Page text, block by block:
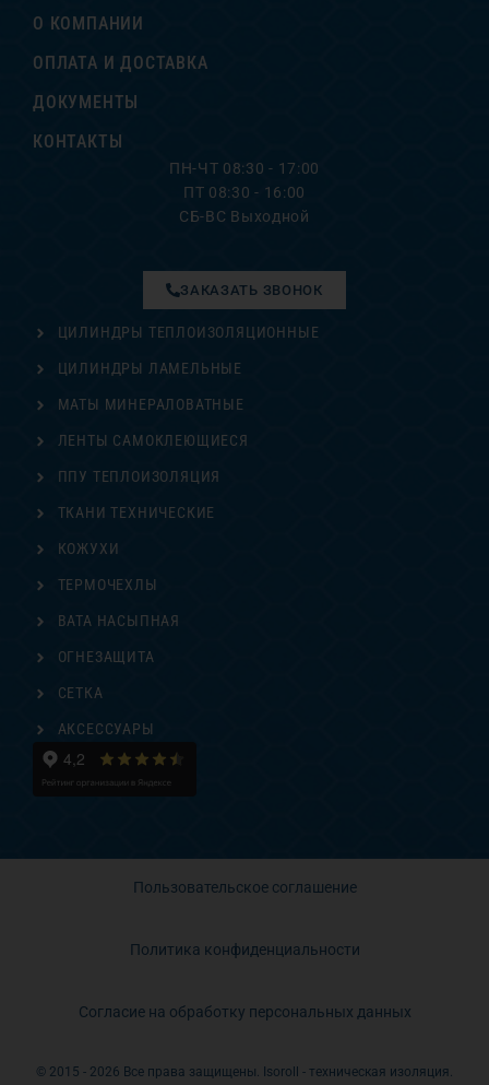
О КОМПАНИИ
ОПЛАТА И ДОСТАВКА
ДОКУМЕНТЫ
КОНТАКТЫ
ПН-ЧТ 08:30 - 17:00
ПТ 08:30 - 16:00
СБ-ВС Выходной
ЦИЛИНДРЫ ТЕПЛОИЗОЛЯЦИОННЫЕ
ЦИЛИНДРЫ ЛАМЕЛЬНЫЕ
МАТЫ МИНЕРАЛОВАТНЫЕ
ЛЕНТЫ САМОКЛЕЮЩИЕСЯ
ППУ ТЕПЛОИЗОЛЯЦИЯ
ТКАНИ ТЕХНИЧЕСКИЕ
ЗАКАЗАТЬ ЗВОНОК
КОЖУХИ
ТЕРМОЧЕХЛЫ
ВАТА НАСЫПНАЯ
ОГНЕЗАЩИТА
СЕТКА
АКСЕССУАРЫ
Пользовательское соглашение
Политика конфиденциальности
Согласие на обработку персональных данных
© 2015 - 2026 Все права защищены. Isoroll - техническая изоляция.